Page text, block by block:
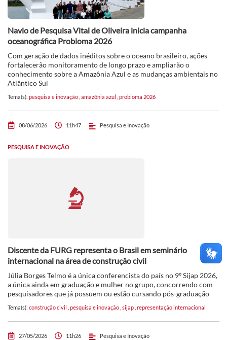
Navio de Pesquisa Vital de Oliveira inicia campanha
oceanográfica Probioma 2026
Com geração de dados inéditos sobre o oceano brasileiro, ações
fortalecerão monitoramento de longo prazo e ampliarão o
conhecimento sobre a Amazônia Azul e as mudanças ambientais no
Atlântico Sul
Tema(s): pesquisa e inovação amazônia azul probioma 2026
08/06/2026 11h47 Pesquisa e Inovação
PESQUISA E INOVAÇÃO
Discente da FURG representa o Brasil em seminário
internacional na área de construção civil
Júlia Borges Telmo é a única conferencista do país no 9º Sijap 2026,
a única ainda em graduação e mulher no grupo, concorrendo com
pesquisadores que já possuem ou estão cursando pós-graduação
Tema(s): construção civil pesquisa e inovação sijap representação internacional
27/05/2026 11h26 Pesquisa e Inovação